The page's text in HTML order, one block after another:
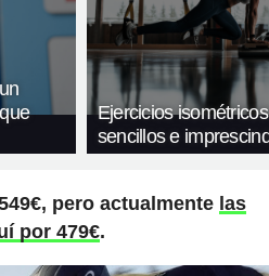
Ejercicios
sencillos e
pero actualmente las
por 479€.